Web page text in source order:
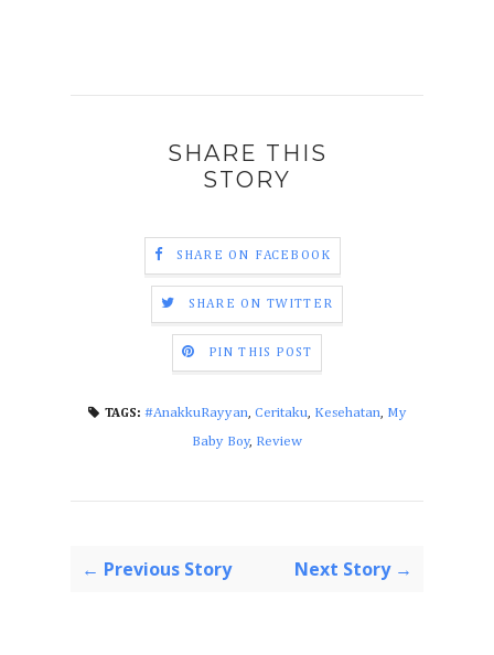
SHARE THIS
STORY
SHARE ON FACEBOOK
SHARE ON TWITTER
PIN THIS POST
TAGS: #AnakkuRayyan, Ceritaku, Kesehatan, My
Baby Boy, Review
← Previous Story Next Story →